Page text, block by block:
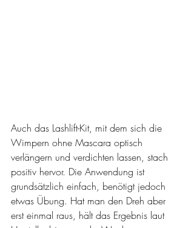
Auch das Lashlift-Kit, mit dem sich die
Wimpern ohne Mascara optisch
verlängern und verdichten lassen, stach
positiv hervor. Die Anwendung ist
grundsätzlich einfach, benötigt jedoch
etwas Übung. Hat man den Dreh aber
erst einmal raus, hält das Ergebnis laut